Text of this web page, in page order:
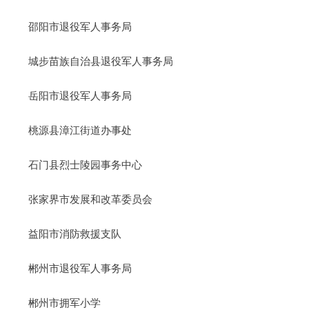
邵阳市退役军人事务局
城步苗族自治县退役军人事务局
岳阳市退役军人事务局
桃源县漳江街道办事处
石门县烈士陵园事务中心
张家界市发展和改革委员会
益阳市消防救援支队
郴州市退役军人事务局
郴州市拥军小学